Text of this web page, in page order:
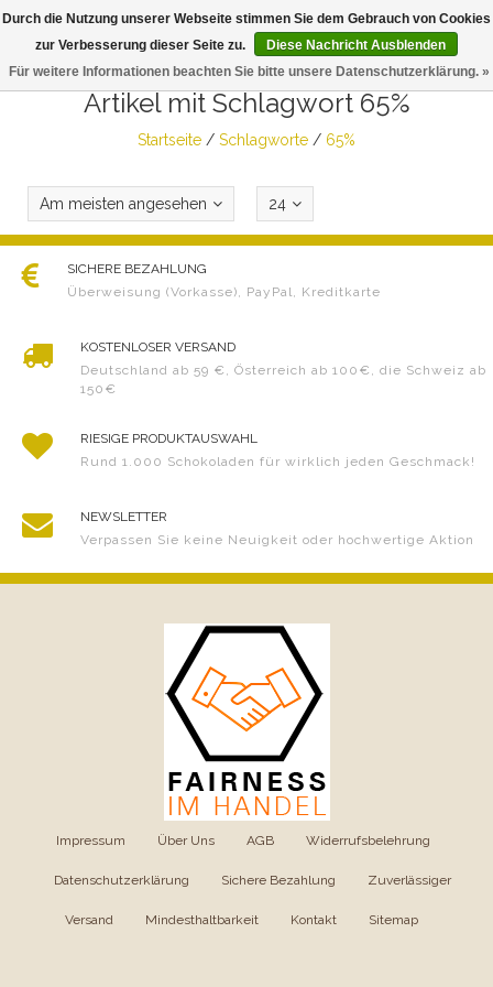
Artikel mit Schlagwort 65%
Startseite / Schlagworte / 65%
Am meisten angesehen 24
SICHERE BEZAHLUNG
Überweisung (Vorkasse), PayPal, Kreditkarte
KOSTENLOSER VERSAND
Deutschland ab 59 €, Österreich ab 100€, die Schweiz ab
150€
RIESIGE PRODUKTAUSWAHL
Rund 1.000 Schokoladen für wirklich jeden Geschmack!
NEWSLETTER
Verpassen Sie keine Neuigkeit oder hochwertige Aktion
Impressum Über Uns AGB Widerrufsbelehrung
Datenschutzerklärung Sichere Bezahlung Zuverlässiger
Versand Mindesthaltbarkeit Kontakt Sitemap
Durch die Nutzung unserer Webseite stimmen Sie dem Gebrauch von Cookies
zur Verbesserung dieser Seite zu.
Diese Nachricht Ausblenden
Für weitere Informationen beachten Sie bitte unsere Datenschutzerklärung. »